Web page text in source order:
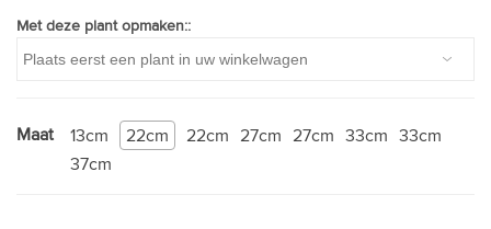
Met deze plant opmaken::
Maat 22cm 27cm 33cm 33cm
37cm
27cm
22cm
13cm